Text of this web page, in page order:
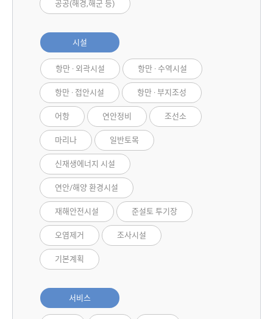
공공(해경,해군 등)
시설
항만 · 외곽시설 항만 · 수역시설
항만 · 접안시설 항만 · 부지조성
어항 연안정비 조선소
마리나 일반토목
신재생에너지 시설
연안/해양 환경시설
재해안전시설 준설토 투기장
오염제거 조사시설
기본계획
서비스